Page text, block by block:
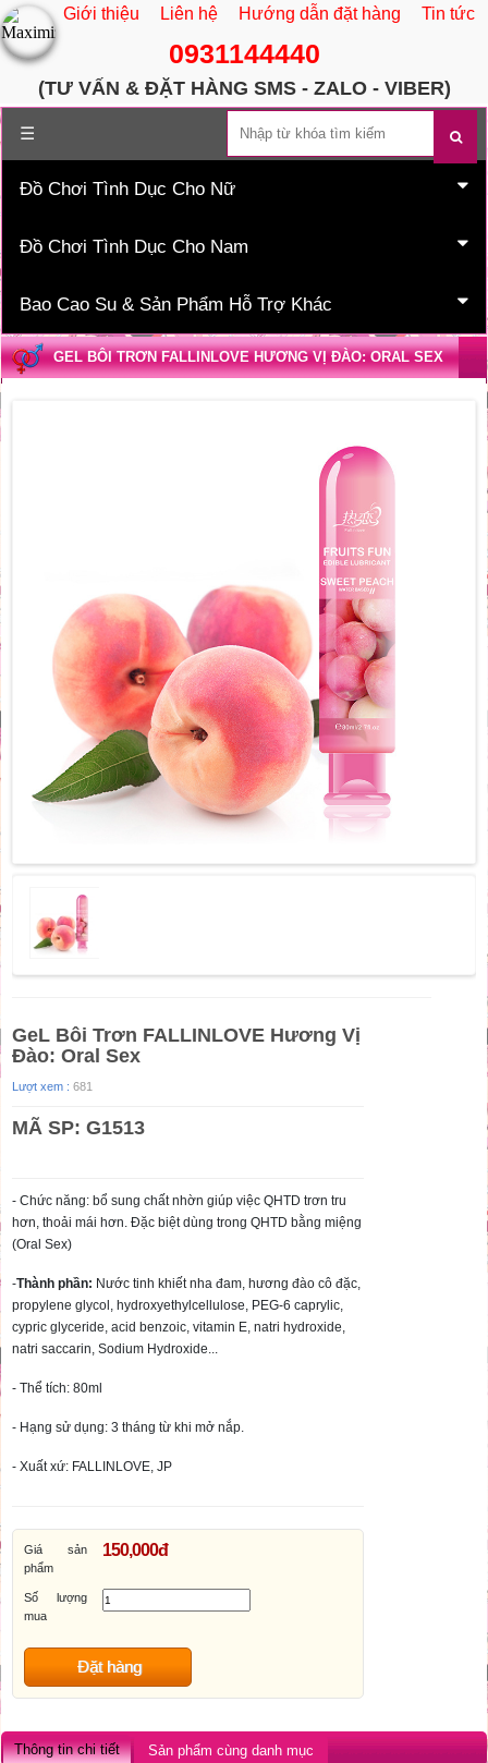
Giới thiệu Liên hệ Hướng dẫn đặt hàng Tin tức
0931144440
(TƯ VẤN & ĐẶT HÀNG SMS - ZALO - VIBER)
☰
Trang chủ
Đồ Chơi Tình Dục Cho Nữ
Đồ Chơi Tình Dục Cho Nam
Bao Cao Su & Sản Phẩm Hỗ Trợ Khác
GEL BÔI TRƠN FALLINLOVE HƯƠNG VỊ ĐÀO: ORAL SEX
GeL Bôi Trơn FALLINLOVE Hương Vị
Đào: Oral Sex
Lượt xem : 681
MÃ SP: G1513
- Chức năng: bổ sung chất nhờn giúp việc QHTD trơn tru
hơn, thoải mái hơn. Đặc biệt dùng trong QHTD bằng miệng
(Oral Sex)
-Thành phần: Nước tinh khiết nha đam, hương đào cô đặc,
propylene glycol, hydroxyethylcellulose, PEG-6 caprylic,
cypric glyceride, acid benzoic, vitamin E, natri hydroxide,
natri saccarin, Sodium Hydroxide...
- Thể tích: 80ml
- Hạng sử dụng: 3 tháng từ khi mở nắp.
- Xuất xứ: FALLINLOVE, JP
Giá sản
phẩm
150,000đ
Số lượng
mua
Đặt hàng
Thông tin chi tiết Sản phẩm cùng danh mục